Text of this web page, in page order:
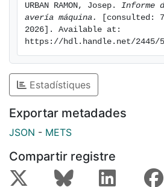
URBAN RAMON, Josep. Informe
avería máquina.
[consulted:
2026]. Available at:
https://hdl.handle.net/2445/
Estadístiques
Exportar metadades
JSON - METS
Compartir registre